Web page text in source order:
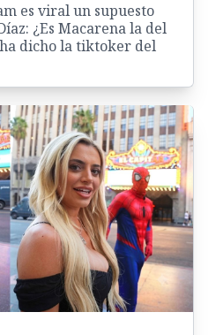
es viral un supuesto
¿Es Macarena la del
dicho la tiktoker del